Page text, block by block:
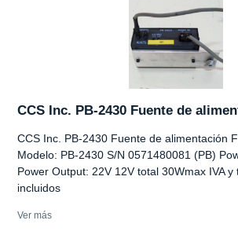
CCS Inc. PB-2430 Fuente de
CCS Inc. PB-2430 Fuente de alimentación
Modelo: PB-2430 S/N 0571480081 (PB)
Power Output: 22V 12V total 30Wmax IVA
incluidos
Ver más